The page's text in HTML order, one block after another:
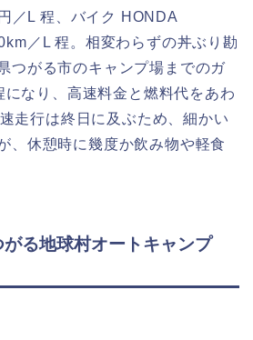
／L 程、バイク HONDA
／L 程。相変わらずの丼ぶり勘
つがる市のキャンプ場までのガ
なり、高速料金と燃料代をあわ
走行は終日に及ぶため、細かい
、休憩時に幾度か飲み物や軽食
る地球村オートキャンプ